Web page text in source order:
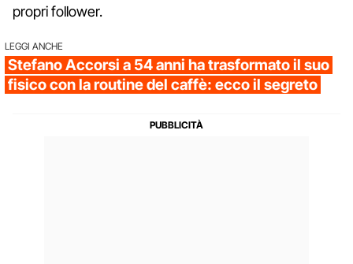
propri follower.
LEGGI ANCHE
Stefano Accorsi a 54 anni ha trasformato il suo
fisico con la routine del caffè: ecco il segreto